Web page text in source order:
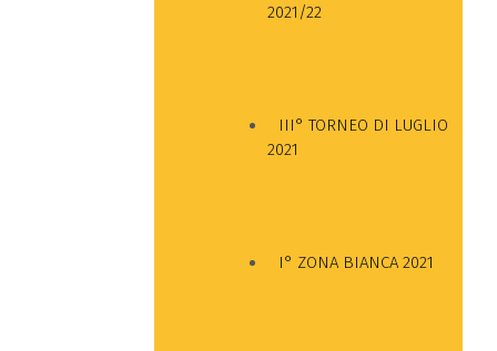
2021/22
III° TORNEO DI LUGLIO
2021
I° ZONA BIANCA 2021